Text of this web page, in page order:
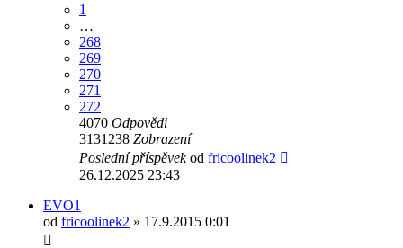
1
…
268
269
270
271
272
4070 Odpovědi
3131238 Zobrazení
Poslední příspěvekod fricoolinek2
26.12.2025 23:43
EVO1
od fricoolinek2 » 17.9.2015 0:01